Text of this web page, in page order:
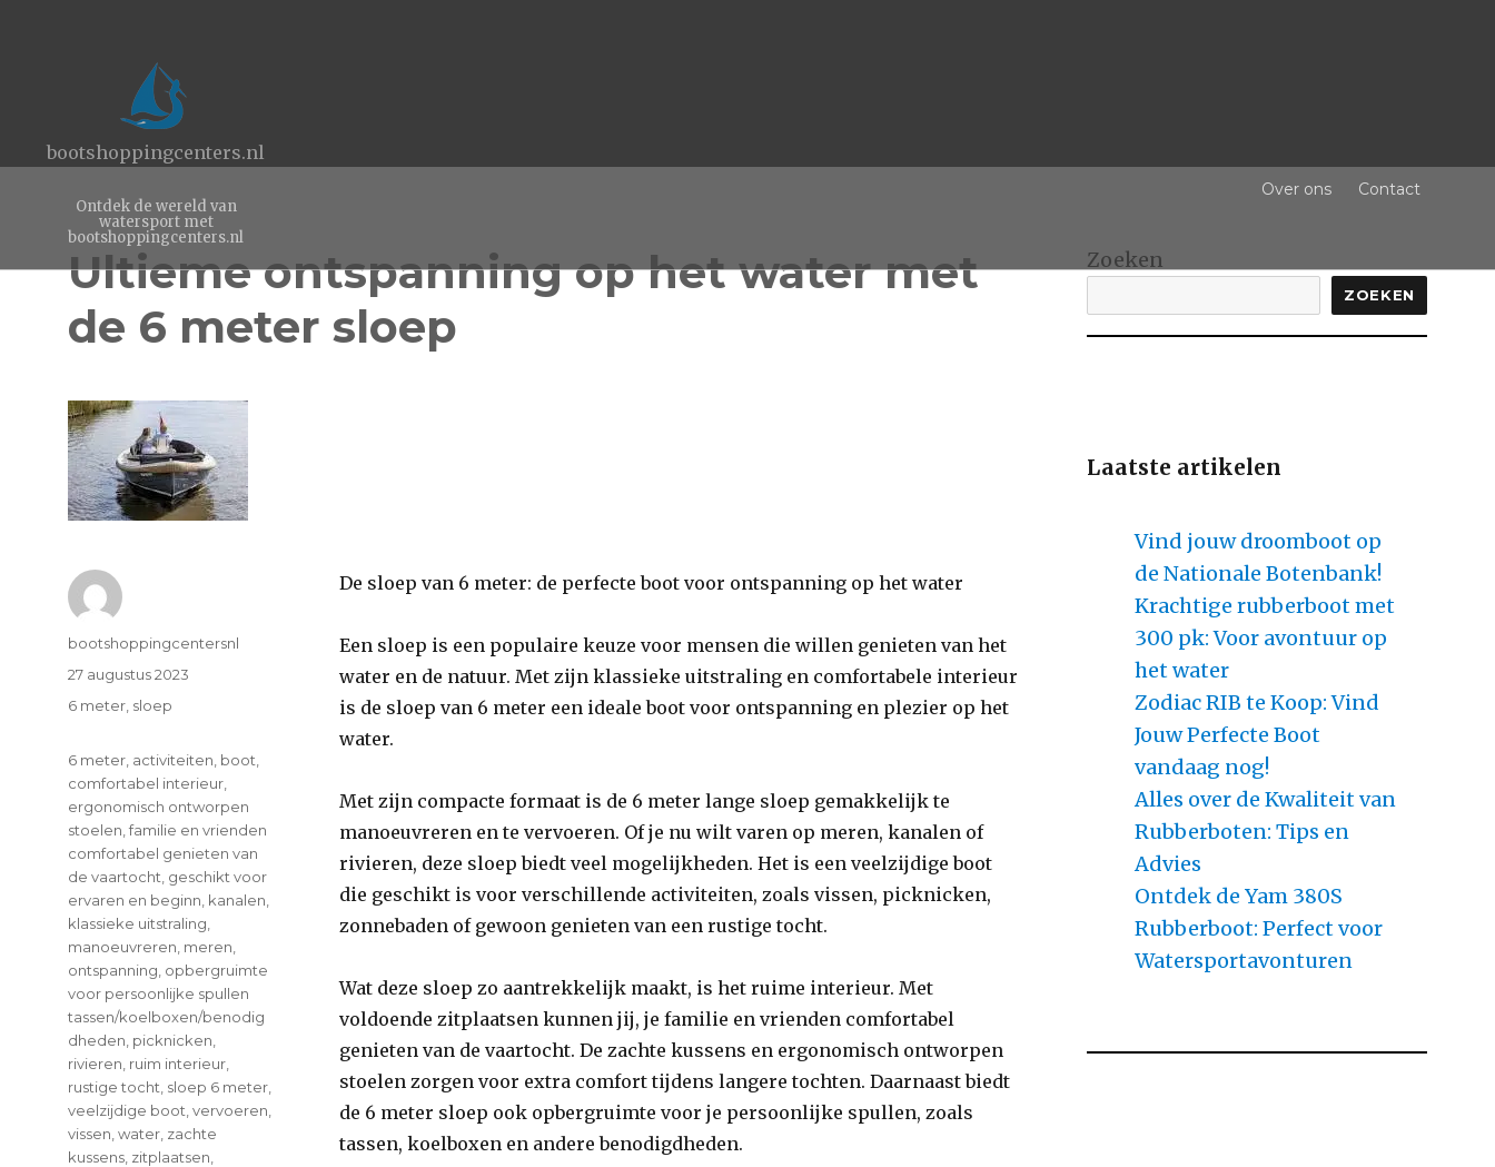
bootshoppingcenters.nl
Ontdek de wereld van
watersport met
bootshoppingcenters.nl
Over ons Contact
Ultieme ontspanning op het water met
de 6 meter sloep
De sloep van 6 meter: de perfecte boot voor ontspanning op het water
Een sloep is een populaire keuze voor mensen die willen genieten van het
water en de natuur. Met zijn klassieke uitstraling en comfortabele interieur
is de sloep van 6 meter een ideale boot voor ontspanning en plezier op het
water.
Met zijn compacte formaat is de 6 meter lange sloep gemakkelijk te
manoeuvreren en te vervoeren. Of je nu wilt varen op meren, kanalen of
rivieren, deze sloep biedt veel mogelijkheden. Het is een veelzijdige boot
die geschikt is voor verschillende activiteiten, zoals vissen, picknicken,
zonnebaden of gewoon genieten van een rustige tocht.
Wat deze sloep zo aantrekkelijk maakt, is het ruime interieur. Met
voldoende zitplaatsen kunnen jij, je familie en vrienden comfortabel
genieten van de vaartocht. De zachte kussens en ergonomisch ontworpen
stoelen zorgen voor extra comfort tijdens langere tochten. Daarnaast biedt
de 6 meter sloep ook opbergruimte voor je persoonlijke spullen, zoals
tassen, koelboxen en andere benodigdheden.
Author
bootshoppingcentersnl
Posted
27 augustus 2023
Categories
6 meter sloep
Tags
6 meter activiteiten boot
comfortabel interieur
ergonomisch ontworpen
stoelen ,familie en vrienden
comfortabel genieten van
de vaartocht geschikt voor
ervaren en beginn kanalen
klassieke uitstraling
manoeuvreren meren
ontspanning opbergruimte
voor persoonlijke spullen
tassen/koelboxen/benodig
dheden picknicken
rivieren ruim interieur
rustige tocht sloep 6 meter
veelzijdige boot ,vervoeren
vissen ,water zachte
kussens zitplaatsen
Zoeken
ZOEKEN
Laatste artikelen
Vind jouw droomboot op
de Nationale Botenbank!
Krachtige rubberboot met
300 pk: Voor avontuur op
het water
Zodiac RIB te Koop: Vind
Jouw Perfecte Boot
vandaag nog!
Alles over de Kwaliteit van
Rubberboten: Tips en
Advies
Ontdek de Yam 380S
Rubberboot: Perfect voor
Watersportavonturen